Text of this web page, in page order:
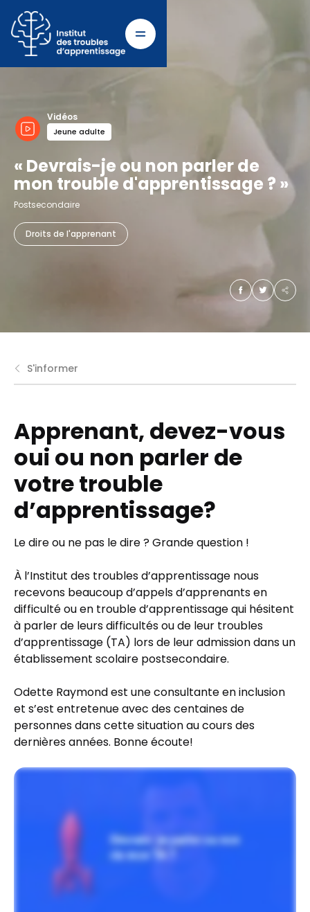
Vidéos
Jeune adulte
« Devrais-je ou non parler de
mon trouble d'apprentissage ? »
Postsecondaire
Droits de l'apprenant
S'informer
Apprenant, devez-vous
oui ou non parler de
votre trouble
d’apprentissage?
Le dire ou ne pas le dire ? Grande question !
À l’Institut des troubles d’apprentissage nous
recevons beaucoup d’appels d’apprenants en
difficulté ou en trouble d’apprentissage qui hésitent
à parler de leurs difficultés ou de leur troubles
d’apprentissage (TA) lors de leur admission dans un
établissement scolaire postsecondaire.
Odette Raymond est une consultante en inclusion
et s’est entretenue avec des centaines de
personnes dans cette situation au cours des
dernières années. Bonne écoute!